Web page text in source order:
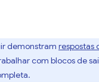
demonstram respostas
com blocos de